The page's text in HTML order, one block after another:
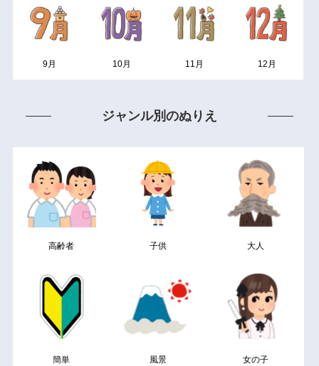
9月 10月 11月 12月
ジャンル別のぬりえ
高齢者 子供 大人
簡単 風景 女の子